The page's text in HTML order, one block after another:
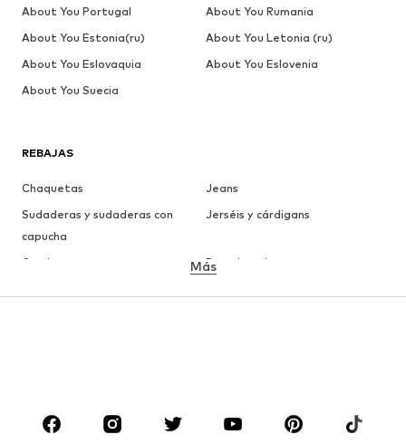
REBAJAS
Chaquetas
Jeans
Sudaderas y sudaderas con
capucha
Jerséis y cárdigans
Camisetas
Ropa interior
ROPA
Más
About You Portugal
About You Rumania
About You Estonia(ru)
About You Letonia (ru)
About You Eslovaquia
About You Eslovenia
About You Suecia